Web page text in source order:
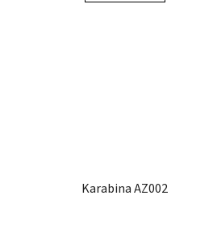
Karabina AZ002